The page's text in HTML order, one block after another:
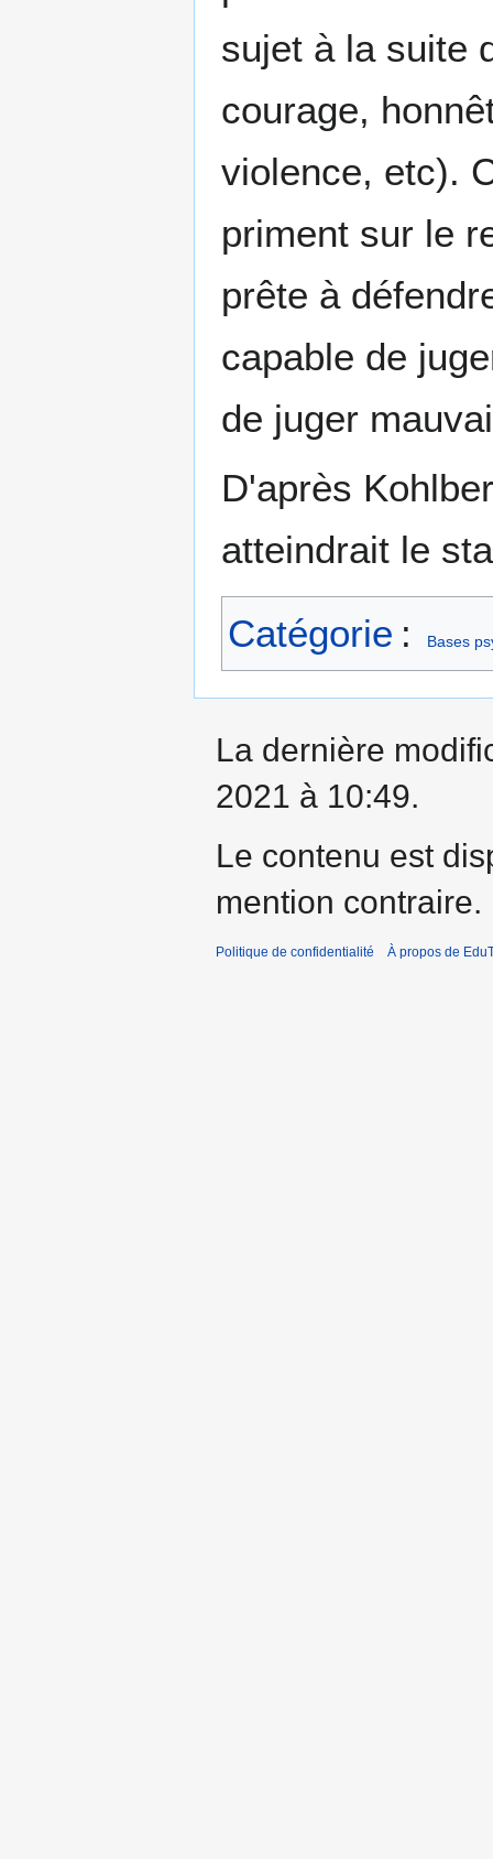
sujet à la suite
courage,
violence, etc).
priment sur le
prête à
capable de
de juger
D'après
atteindrait le
Catégorie : Bases
La dernière
2021 à 10:49.
Le contenu est
mention contraire.
Politique de confidentialité À propos de